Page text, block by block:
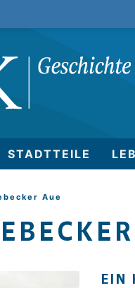
STADTTEILE
Aue
EIN